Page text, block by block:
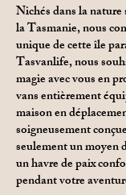
Nichés dans la
la Tasmanie, nous
unique de cette île
Tasvanlife, nous
magie avec vous en
vans entièrement
maison en
soigneusement
seulement un moyen
un havre de paix
pendant votre